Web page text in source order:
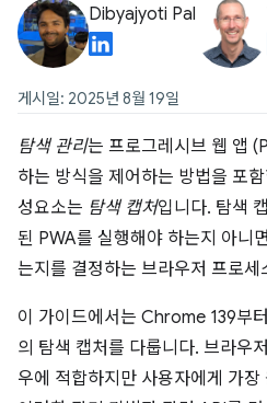
Dibyajyoti Pal
게시일: 2025년 8월 19일
탐색 관리는 프로그레시브 웹 앱
하는 방식을 제어하는 방법을 포
성요소는 탐색 캡처입니다. 탐색
된 PWA를 실행해야 하는지 아니
는지를 결정하는 브라우저 프로세
이 가이드에서는 Chrome 139부
의 탐색 캡처를 다룹니다. 브라우
우에 적합하지만 사용자에게 가